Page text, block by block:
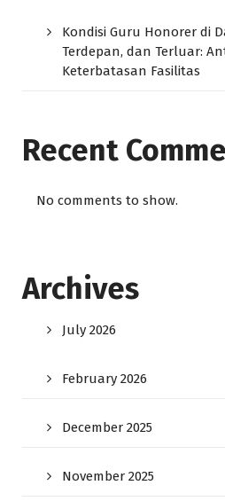
Kondisi Guru Honorer di
Terdepan, dan Terluar:
Keterbatasan Fasilitas
Recent
No comments to show.
Archives
July 2026
February 2026
December 2025
November 2025